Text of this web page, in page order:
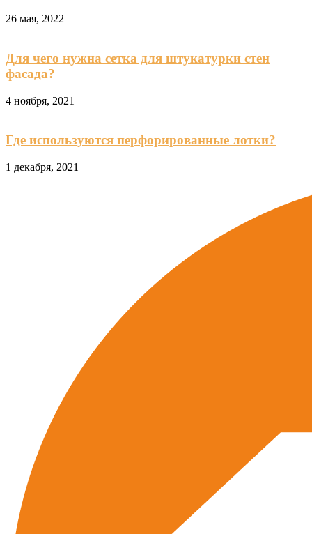
26 мая, 2022
Для чего нужна сетка для штукатурки стен
фасада?
4 ноября, 2021
Где используются перфорированные лотки?
1 декабря, 2021